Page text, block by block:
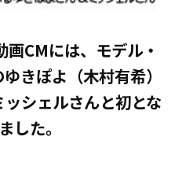
CMには、モデル・
きぽよ（木村有希）
シェルさんと初とな
した。